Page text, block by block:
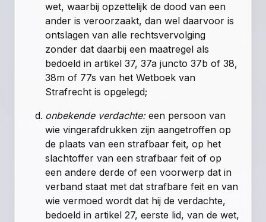
wet, waarbij opzettelijk de dood van een
ander is veroorzaakt, dan wel daarvoor is
ontslagen van alle rechtsvervolging
zonder dat daarbij een maatregel als
bedoeld inartikel 37,37a juncto37b of38,
38m of 77s van het Wetboek van
Strafrecht is opgelegd;
onbekende verdachte:een persoon van
wie vingerafdrukken zijn aangetroffen op
de plaats van een strafbaar feit, op het
slachtoffer van een strafbaar feit of op
een andere derde of een voorwerp dat in
verband staat met dat strafbare feit en van
wie vermoed wordt dat hij de verdachte,
bedoeld inartikel 27, eerste lid, van de wet,